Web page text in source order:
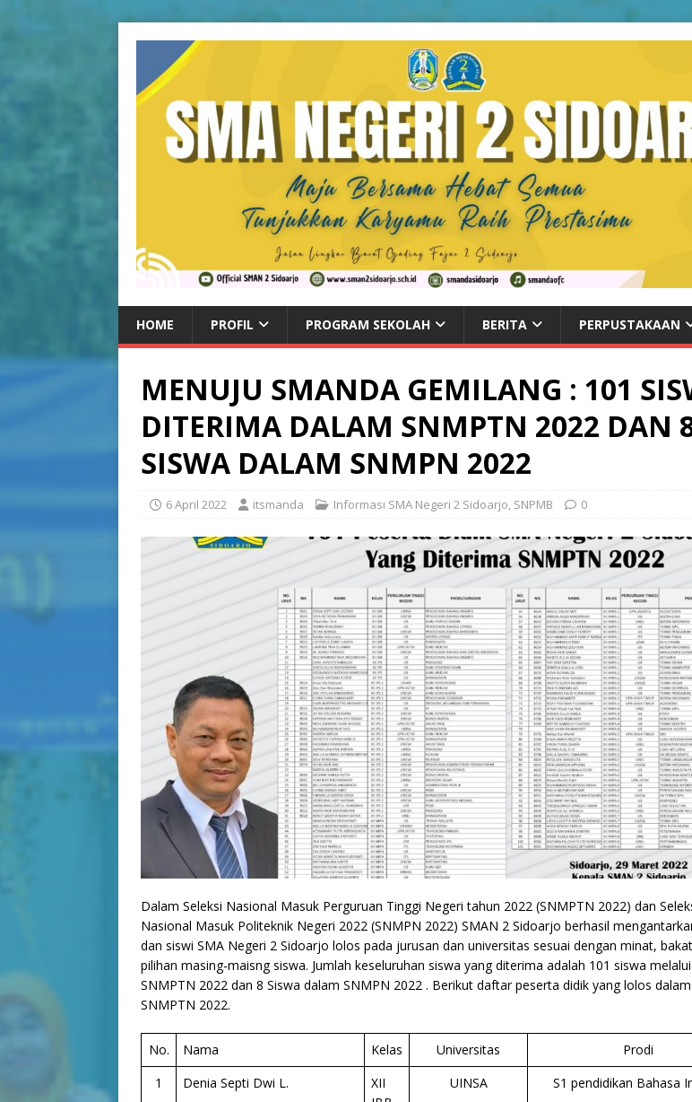
HOME PROFIL PROGRAM SEKOLAH BERITA PERPUSTAKAAN
MENUJU SMANDA GEMILANG : 101
DITERIMA DALAM SNMPTN 2022 DAN
SISWA DALAM SNMPN 2022
6 April 2022 itsmanda Informasi SMA Negeri 2 Sidoarjo SNPMB 0
Dalam Seleksi Nasional Masuk Perguruan Tinggi Negeri tahun 2022 (SNMPTN 2022) dan
Nasional Masuk Politeknik Negeri 2022 (SNMPN 2022) SMAN 2 Sidoarjo berhasil
dan siswi SMA Negeri 2 Sidoarjo lolos pada jurusan dan universitas sesuai dengan minat,
pilihan masing-maisng siswa. Jumlah keseluruhan siswa yang diterima adalah 101 siswa melalui
SNMPTN 2022 dan 8 Siswa dalam SNMPN 2022 . Berikut daftar peserta didik yang lolos dalam
SNMPTN 2022.
No. Nama Kelas Universitas
Prodi
1
Denia Septi Dwi L.
XII
UINSA S1 pendidikan Bahasa